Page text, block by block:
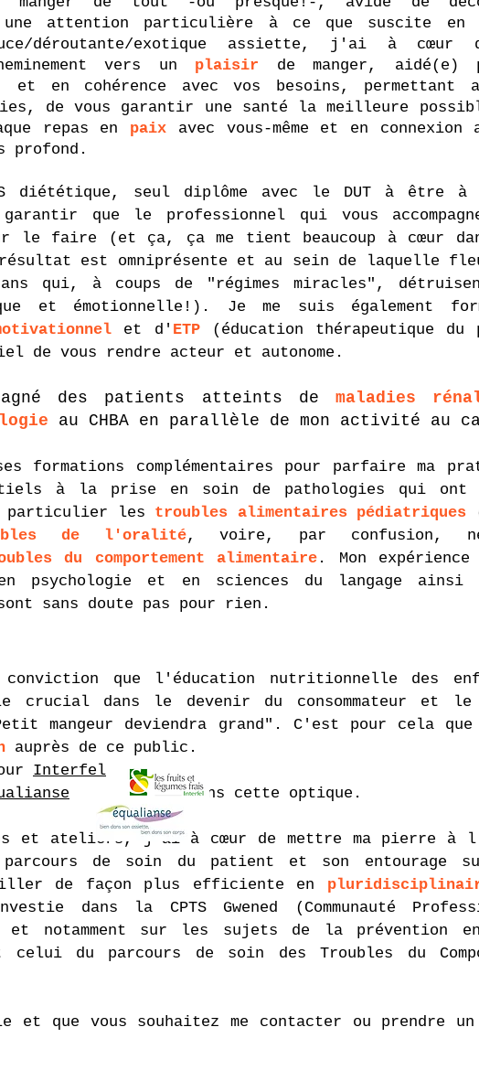
attention particulière à ce que suscite en
déroutante/exotique assiette, j'ai à cœur
vers un plaisir de manger, aidé(e)
et en cohérence avec vos besoins, permettant
de vous garantir une santé la meilleure
repas en paix avec vous-même et en connexion
profond.
diététique, seul diplôme avec le DUT à être
que le professionnel qui vous
le faire (et ça, ça me tient beaucoup à cœur
est omniprésente et au sein de laquelle
qui, à coups de "régimes miracles",
et émotionnelle!). Je me suis également
et d' ETP(éducation thérapeutique du
de vous rendre acteur et autonome.
des patients atteints de maladies
au CHBA en parallèle de mon activité au
formations complémentaires pour parfaire ma
à la prise en soin de pathologies qui ont
particulier les troubles alimentaires pédiatriques
de l'oralité, voire, par confusion,
du comportement alimentaire . Mon
psychologie et en sciences du langage ainsi
sans doute pas pour rien.
que l'éducation nutritionnelle des
crucial dans le devenir du consommateur et le
mangeur deviendra grand". C'est pour cela que
auprès de ce public.
Interfel
dans cette optique.
et ateliers, j'ai à cœur de mettre ma pierre à
de soin du patient et son entourage
de façon plus efficiente en
dans la CPTS Gwened (Communauté
notamment sur les sujets de la prévention
du parcours de soin des Troubles du
et que vous souhaitez me contacter ou prendre un